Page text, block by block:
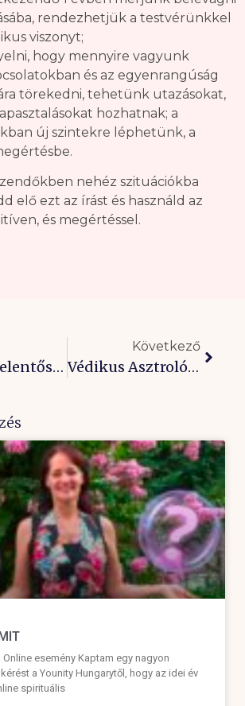
rendezhetjük a testvérünkkel
viszonyt;
hogy mennyire vagyunk
és az egyenrangúság
törekedni, tehetünk utazásokat,
hozhatnak; a
új szintekre léphetünk, a
nehéz szituációkba
elő ezt az írást és használd az
és megértéssel.
Az Apák Jelentősége A Családban
Következő
Védikus Asztrológia: Ősi Önismereti Módszer A Mai Döntéseidhez
esemény Kaptam egy nagyon
a Younity Hungarytől, hogy az idei év
spirituális